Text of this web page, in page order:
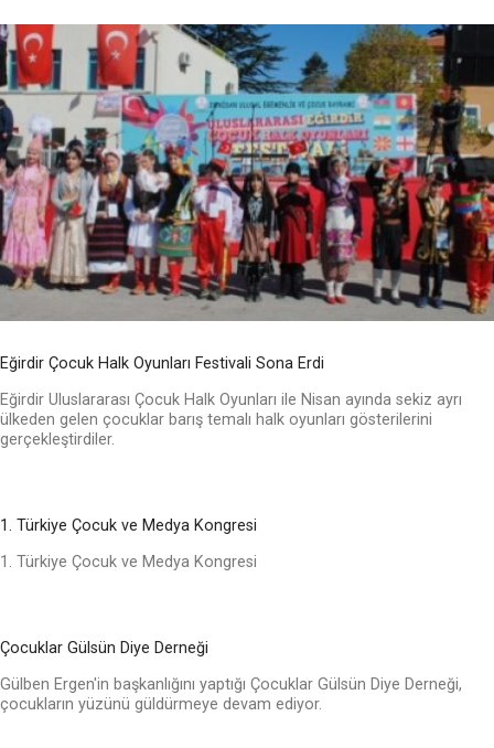
Eğirdir Çocuk Halk Oyunları Festivali Sona Erdi
Eğirdir Uluslararası Çocuk Halk Oyunları ile Nisan ayında sekiz ayrı
ülkeden gelen çocuklar barış temalı halk oyunları gösterilerini
gerçekleştirdiler.
1. Türkiye Çocuk ve Medya Kongresi
1. Türkiye Çocuk ve Medya Kongresi
Çocuklar Gülsün Diye Derneği
Gülben Ergen'in başkanlığını yaptığı Çocuklar Gülsün Diye Derneği,
çocukların yüzünü güldürmeye devam ediyor.